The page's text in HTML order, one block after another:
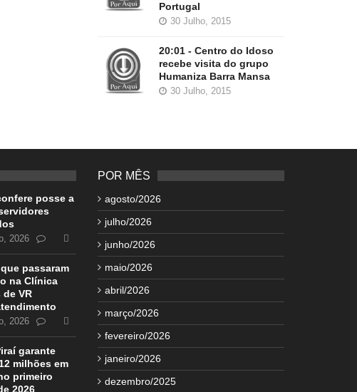
Portugal
30 Julho, 2015
20:01 - Centro do Idoso
recebe visita do grupo
Humaniza Barra Mansa
30 Julho, 2015
posse a
2026
passaram
na Clínica
VR
2026
garante
milhões em
primeiro
2026
POR MÊS
agosto/2026
julho/2026
junho/2026
maio/2026
abril/2026
março/2026
fevereiro/2026
janeiro/2026
dezembro/2025